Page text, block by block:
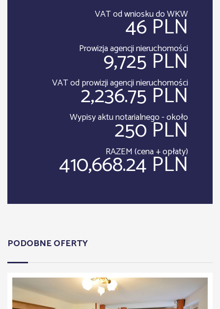
VAT od wniosku do WKW
46 PLN
Prowizja agencji nieruchomości
9,725 PLN
VAT od prowizji agencji nieruchomości
2,236.75 PLN
Wypisy aktu notarialnego - około
250 PLN
RAZEM (cena + opłaty)
410,668.24 PLN
PODOBNE OFERTY